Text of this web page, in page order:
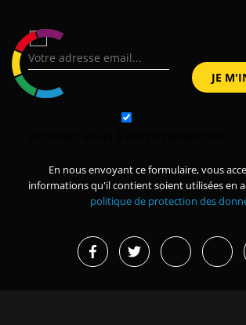
En nous envoyant ce formulaire, vous
informations qu'il contient soient utilisées en
politique de protection des